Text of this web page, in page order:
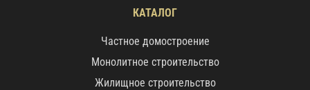
КАТАЛОГ
Частное домостроение
Монолитное строительство
Жилищное строительство